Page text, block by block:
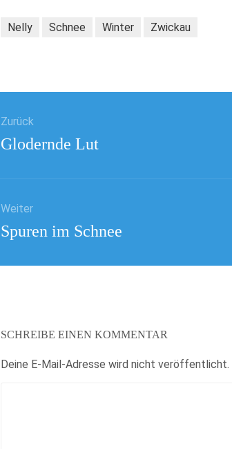
Nelly Schnee Winter Zwickau
Zurück
Vorheriger
Glodernde Lut
Weiter
Nächster
Beitrag:
Spuren im Schnee
SCHREIBE EINEN KOMMENTAR
Deine E-Mail-Adresse wird nicht veröffentlicht.